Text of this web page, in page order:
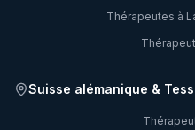
Thérapeutes à
Suisse alémanique &